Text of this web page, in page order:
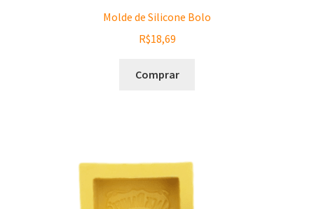
Molde de Silicone Bolo
R$18,69
Comprar